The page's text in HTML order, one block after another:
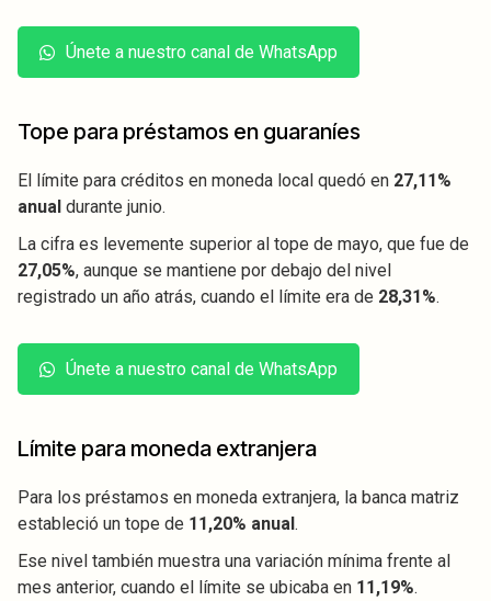
Únete a nuestro canal de WhatsApp
Tope para préstamos en guaraníes
El límite para créditos en moneda local quedó en 27,11%
anual durante junio.
La cifra es levemente superior al tope de mayo, que fue de
27,05%, aunque se mantiene por debajo del nivel
registrado un año atrás, cuando el límite era de 28,31%.
Únete a nuestro canal de WhatsApp
Límite para moneda extranjera
Para los préstamos en moneda extranjera, la banca matriz
estableció un tope de 11,20% anual .
Ese nivel también muestra una variación mínima frente al
mes anterior, cuando el límite se ubicaba en 11,19%.